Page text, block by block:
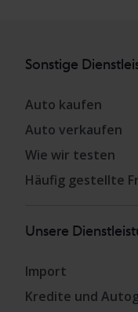
Sonstige
Auto kaufen
Auto verkaufen
Wie wir testen
Häufig gestellte
Unsere
Import
Kredite und